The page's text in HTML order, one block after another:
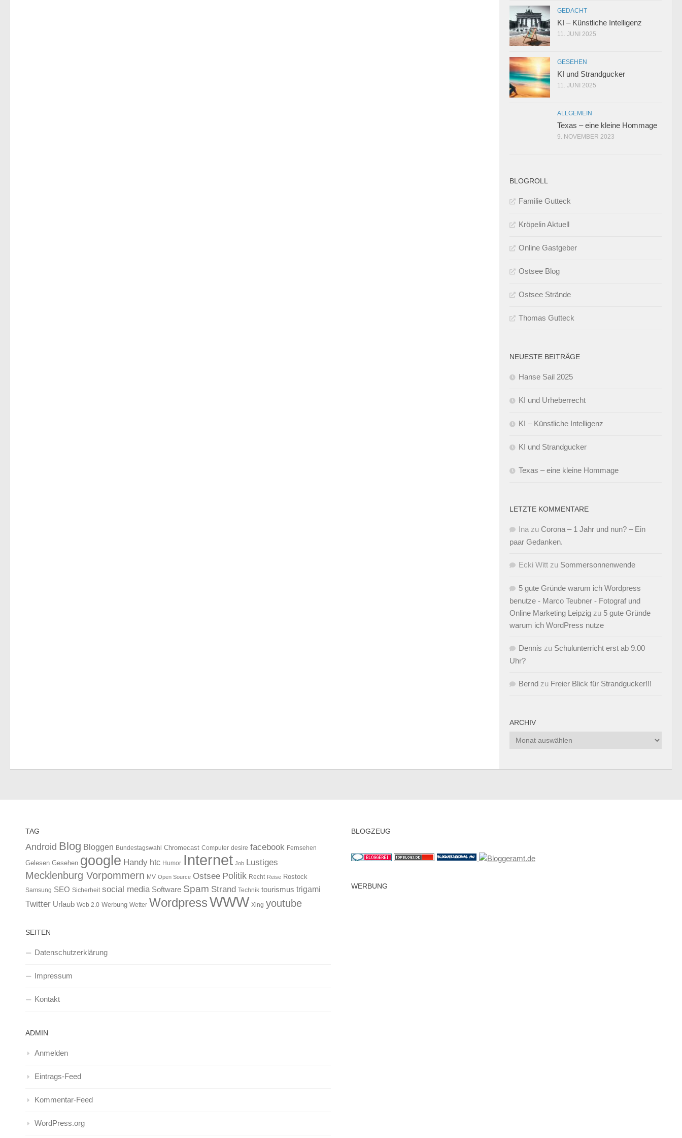
GEDACHT
KI – Künstliche Intelligenz
11. JUNI 2025
GESEHEN
KI und Strandgucker
11. JUNI 2025
ALLGEMEIN
Texas – eine kleine Hommage
9. NOVEMBER 2023
BLOGROLL
Familie Gutteck
Kröpelin Aktuell
Online Gastgeber
Ostsee Blog
Ostsee Strände
Thomas Gutteck
NEUESTE BEITRÄGE
Hanse Sail 2025
KI und Urheberrecht
KI – Künstliche Intelligenz
KI und Strandgucker
Texas – eine kleine Hommage
LETZTE KOMMENTARE
Ina zu Corona – 1 Jahr und nun? – Ein
paar Gedanken.
Ecki Witt zu Sommersonnenwende
5 gute Gründe warum ich Wordpress
benutze - Marco Teubner - Fotograf und
Online Marketing Leipzig zu 5 gute Gründe
warum ich WordPress nutze
Dennis zu Schulunterricht erst ab 9.00
Uhr?
Bernd zu Freier Blick für Strandgucker!!!
ARCHIV
Archiv
TAG
Android Blog Bloggen Bundestagswahl Chromecast Computer desire facebook Fernsehen
Gelesen Gesehen google Handy htc Humor Internet Job Lustiges
Mecklenburg Vorpommern MV Open Source Ostsee Politik Recht Reise Rostock
Samsung SEO Sicherheit social media Software Spam Strand Technik tourismus trigami
Twitter Urlaub Web 2.0 Werbung Wetter WordpressWWW Xing youtube
SEITEN
Datenschutzerklärung
Impressum
Kontakt
ADMIN
Anmelden
Eintrags-Feed
Kommentar-Feed
WordPress.org
BLOGZEUG
WERBUNG